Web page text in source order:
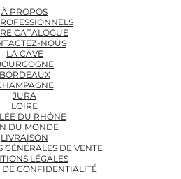
À PROPOS
CATALOGUE
NOUS
LA CAVE
BORDEAUX
JURA
LOIRE
DU RHÔNE
DU MONDE
LIVRAISON
GÉNÉRALES DE VENTE
LÉGALES
CONFIDENTIALITÉ